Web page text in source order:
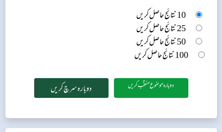
10 نتائج حاصل کریں
25 نتائج حاصل کریں
50 نتائج حاصل کریں
100 نتائج حاصل کریں
دوبارہ موضوع منتخب کریں